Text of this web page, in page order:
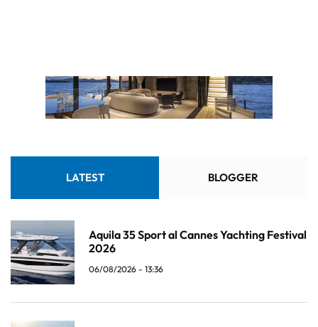
LATEST BLOGGER
Aquila 35 Sport al Cannes Yachting Festival
2026
06/08/2026 - 13:36